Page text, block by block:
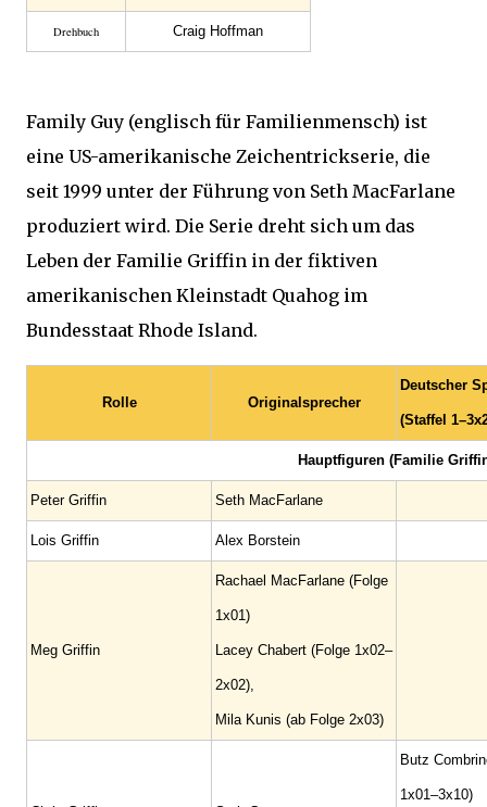
Drehbuch Craig Hoffman
Family Guy (englisch für Familienmensch) ist
eine US-amerikanische Zeichentrickserie, die
seit 1999 unter der Führung von Seth MacFarlane
produziert wird. Die Serie dreht sich um das
Leben der Familie Griffin in der fiktiven
amerikanischen Kleinstadt Quahog im
Bundesstaat Rhode Island.
Rolle Originalsprecher
Deutscher
(Staffel
Hauptfiguren (Familie
Peter Griffin Seth MacFarlane
Lois Griffin Alex Borstein
Meg Griffin
Rachael MacFarlane (Folge
1x01)
Lacey Chabert (Folge 1x02–
2x02),
Mila Kunis (ab Folge 2x03)
Butz
1x01–3x10)